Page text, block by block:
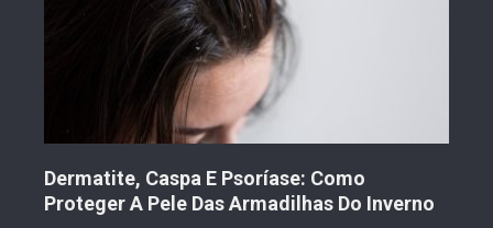
Dermatite, Caspa E Psoríase: Como
Proteger A Pele Das Armadilhas Do Inverno